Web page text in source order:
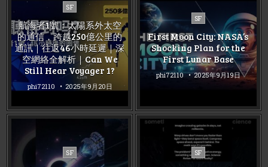
Posted
in
SF
航海者1號：太陽系外太空
的通信，跨越250億公里的
通訊｜往返46小時延遲｜深
空網絡全解析｜Can We
Still Hear Voyager 1?
phi72110 2025年9月20日
Posted
SF
First Moon City: NASA’s
Shocking Plan for the
First Lunar Base
phi72110 2025年9月19日
Posted
in
SF
Posted
in
SF